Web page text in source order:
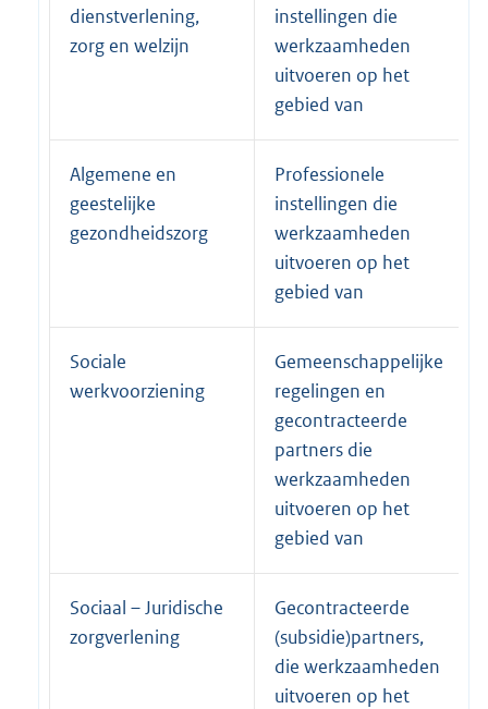
dienstverlening,
zorg en welzijn
instellingen die
werkzaamheden
uitvoeren op het
gebied van
Algemene en
geestelijke
gezondheidszorg
Professionele
instellingen die
werkzaamheden
uitvoeren op het
gebied van
Sociale
werkvoorziening
Gemeenschappelijke
regelingen en
gecontracteerde
partners die
werkzaamheden
uitvoeren op het
gebied van
Sociaal – Juridische
zorgverlening
Gecontracteerde
(subsidie)partners,
die werkzaamheden
uitvoeren op het